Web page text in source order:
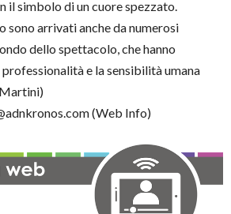
il simbolo di un cuore spezzato.
sono arrivati anche da numerosi
dello spettacolo, che hanno
e la sensibilità umana
(Web Info)